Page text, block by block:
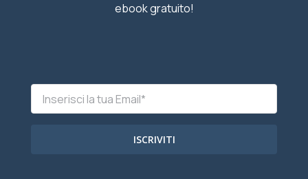
ebook gratuito!
ISCRIVITI